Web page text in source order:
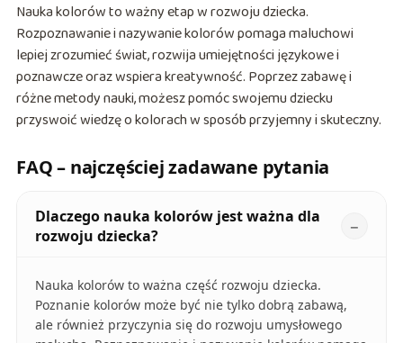
Nauka kolorów to ważny etap w rozwoju dziecka.
Rozpoznawanie i nazywanie kolorów pomaga maluchowi
lepiej zrozumieć świat, rozwija umiejętności językowe i
poznawcze oraz wspiera kreatywność. Poprzez zabawę i
różne metody nauki, możesz pomóc swojemu dziecku
przyswoić wiedzę o kolorach w sposób przyjemny i skuteczny.
FAQ – najczęściej zadawane pytania
Dlaczego nauka kolorów jest ważna dla
rozwoju dziecka?
Nauka kolorów to ważna część rozwoju dziecka.
Poznanie kolorów może być nie tylko dobrą zabawą,
ale również przyczynia się do rozwoju umysłowego